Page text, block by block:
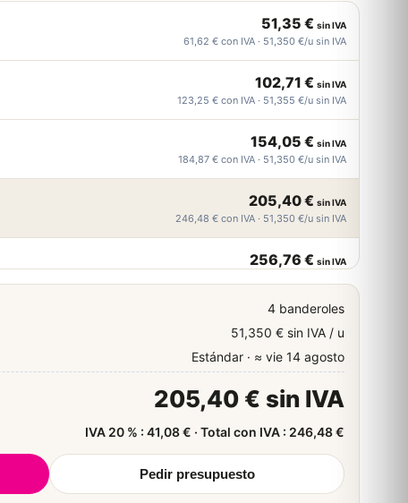
51,35 € sin IVA
61,62 € con IVA · 51,350 €/u sin IVA
102,71 € sin IVA
123,25 € con IVA · 51,355 €/u sin IVA
154,05 € sin IVA
184,87 € con IVA · 51,350 €/u sin IVA
205,40 € sin IVA
246,48 € con IVA · 51,350 €/u sin IVA
256,76 € sin IVA
308,11 €
369,73 € con IVA · 51,352 €/u sin IVA
359,46 €
431,35 € con IVA · 51,351 €/u sin IVA
410,82 €sin IVA
492,98 € con IVA · 51,352 €/u sin IVA
plus de quantités
4 banderoles
51,350 € sin IVA / u
Estándar · ≈ vie 14 agosto
205,40 € sin IVA
IVA 20 % : 41,08 € · Total con IVA : 246,48 €
Pedir presupuesto